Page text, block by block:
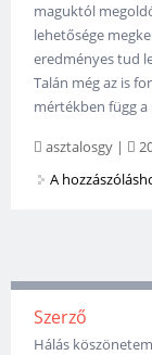
maguktól
lehetősége
eredményes tud
Talán még az is
mértékben függ
asztalosgy |
A
Szerző
Hálás